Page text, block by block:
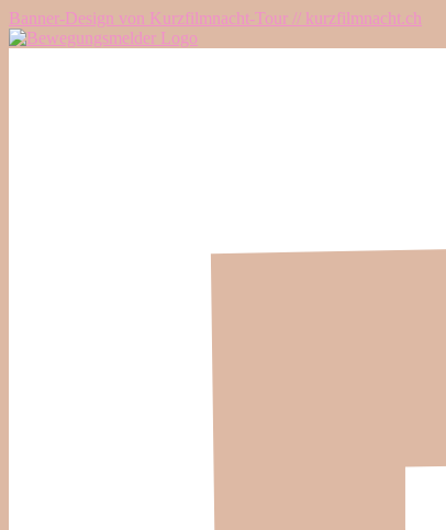
Banner-Design von Kurzfilmnacht-Tour // kurzfilmnacht.ch